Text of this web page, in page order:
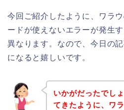
今回ご紹介したように、ワラ
ードが使えないエラーが発生
異なります。なので、今日の
になると嬉しいです。
いかがだったでし
てきたように、ワ